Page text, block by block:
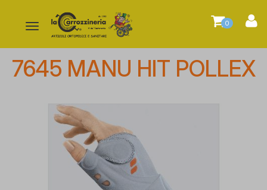
Attiva/disattiva
navigazione
0
7645 MANU HIT POLLEX